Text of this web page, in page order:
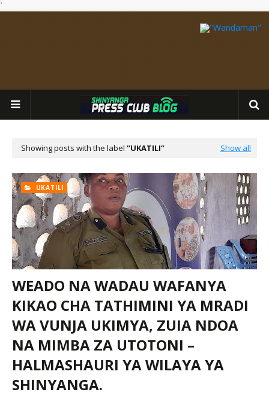
`
Showing posts with the label UKATILI Show all
UKATILI
WEADO NA WADAU WAFANYA
KIKAO CHA TATHIMINI YA MRADI
WA VUNJA UKIMYA, ZUIA NDOA
NA MIMBA ZA UTOTONI –
HALMASHAURI YA WILAYA YA
SHINYANGA.